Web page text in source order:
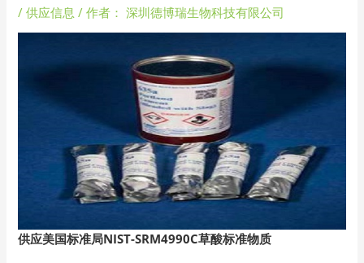
/供应信息 / 作者： 深圳德博瑞生物科技有限公司
供应美国标准局NIST-SRM4990C草酸标准物质